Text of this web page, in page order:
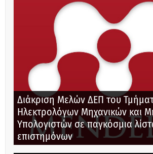
Διάκριση Μελών ΔΕΠ του
Ηλεκτρολόγων Μηχανικών και
Υπολογιστών σε παγκόσμια
επιστημόνων